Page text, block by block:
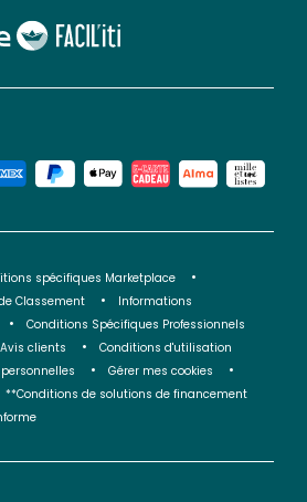
lien vers Faciliti
spécifiques Marketplace
Classement
Informations
Conditions Spécifiques Professionnels
Avis clients
Conditions d'utilisation
Gérer mes cookies
**Conditions de solutions de financement